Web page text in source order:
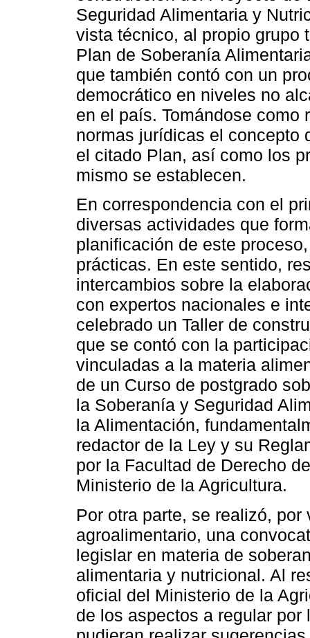
Seguridad Alimentaria y
vista técnico, al propio grupo
Plan de Soberanía
que también contó con un
democrático en niveles no
en el país. Tomándose como
normas jurídicas el concepto
el citado Plan, así como los
mismo se establecen.
En correspondencia con el
diversas actividades que
planificación de este
prácticas. En este sentido,
intercambios sobre la
con expertos nacionales e
celebrado un Taller de
que se contó con la
vinculadas a la materia
de un Curso de postgrado
la Soberanía y Seguridad
la Alimentación,
redactor de la Ley y su
por la Facultad de Derecho
Ministerio de la Agricultura.
Por otra parte, se realizó,
agroalimentario, una
legislar en materia de
alimentaria y nutricional. Al
oficial del Ministerio de la
de los aspectos a regular